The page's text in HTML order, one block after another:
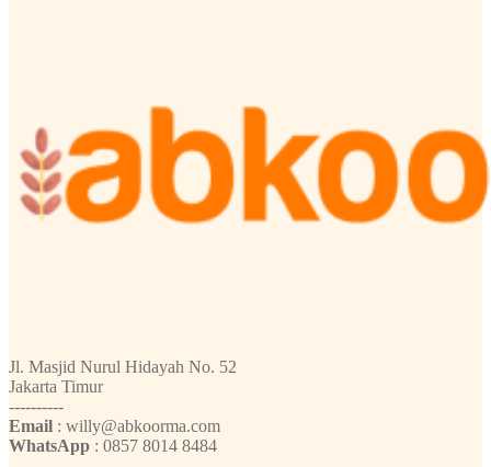
Jl. Masjid Nurul Hidayah No. 52
Jakarta Timur
----------
Email : willy@abkoorma.com
WhatsApp : 0857 8014 8484